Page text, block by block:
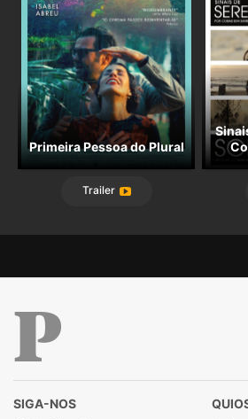
Primeira Pessoa do Plural
Trailer
SIGA-NOS